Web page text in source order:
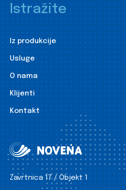
Istražite
Iz produkcije
Usluge
O nama
Klijenti
Kontakt
Zavrtnica 17 / Objekt 1